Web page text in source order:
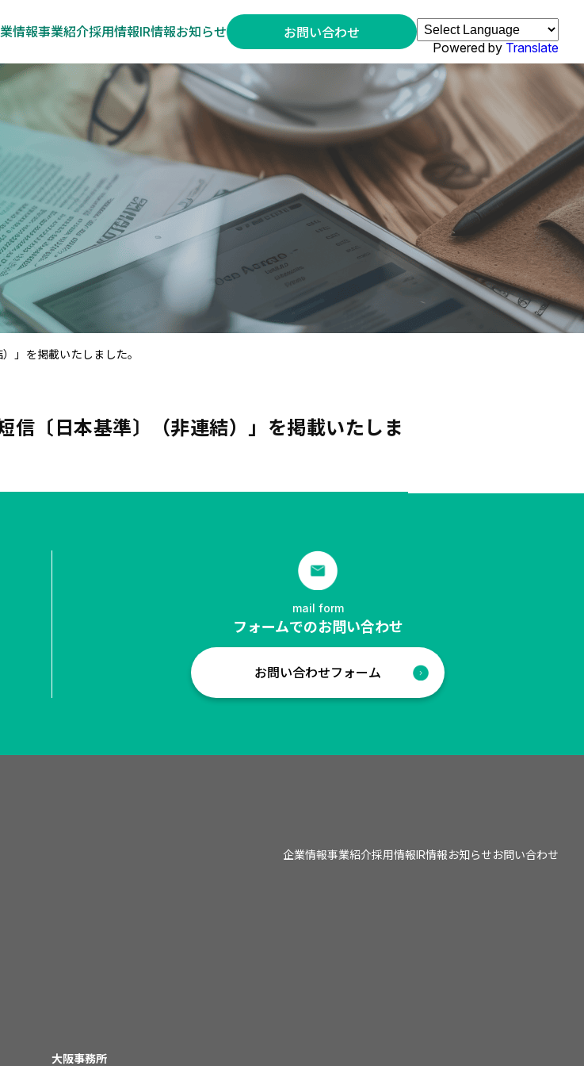
情報事業紹介採用情報IR情報お知らせ
お問い合わせ
Powered by Translate
」を掲載いたしました。
〔日本基準〕（非連結）」を掲載いたしま
mail form
フォームでのお問い合わせ
お問い合わせフォーム
企業情報事業紹介採用情報IR情報お知らせお問い合わせ
大阪事務所